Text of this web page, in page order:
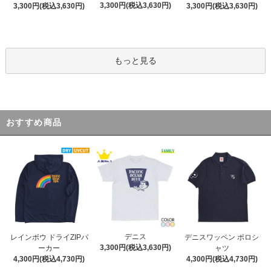
3,300円(税込3,630円)
3,300円(税込3,630円)
3,300円(税込3,630円)
もっと見る
おすすめ商品
レインボウ ドライZIPパ
ーカー
4,300円(税込4,730円)
デニス
3,300円(税込3,630円)
デニスワッペン ポロシ
ャツ
4,300円(税込4,730円)